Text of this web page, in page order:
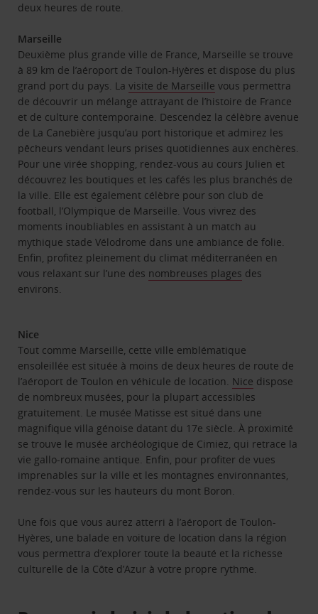
deux heures de route.
Marseille
Deuxième plus grande ville de France, Marseille se trouve
à 89 km de l’aéroport de Toulon-Hyères et dispose du plus
grand port du pays. Lavisite de Marseille vous permettra
de découvrir un mélange attrayant de l’histoire de France
et de culture contemporaine. Descendez la célèbre avenue
de La Canebière jusqu’au port historique et admirez les
pêcheurs vendant leurs prises quotidiennes aux enchères.
Pour une virée shopping, rendez-vous au cours Julien et
découvrez les boutiques et les cafés les plus branchés de
la ville. Elle est également célèbre pour son club de
football, l’Olympique de Marseille. Vous vivrez des
moments inoubliables en assistant à un match au
mythique stade Vélodrome dans une ambiance de folie.
Enfin, profitez pleinement du climat méditerranéen en
vous relaxant sur l’une des nombreuses plages des
environs.
Nice
Tout comme Marseille, cette ville emblématique
ensoleillée est située à moins de deux heures de route de
l’aéroport de Toulon en véhicule de location. Nice dispose
de nombreux musées, pour la plupart accessibles
gratuitement. Le musée Matisse est situé dans une
magnifique villa génoise datant du 17e siècle. À proximité
se trouve le musée archéologique de Cimiez, qui retrace la
vie gallo-romaine antique. Enfin, pour profiter de vues
imprenables sur la ville et les montagnes environnantes,
rendez-vous sur les hauteurs du mont Boron.
Une fois que vous aurez atterri à l’aéroport de Toulon-
Hyères, une balade en voiture de location dans la région
vous permettra d’explorer toute la beauté et la richesse
culturelle de la Côte d’Azur à votre propre rythme.